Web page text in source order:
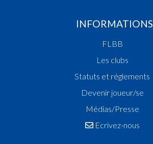
INFORMATIONS
FLBB
Les clubs
Statuts et réglements
Devenir joueur/se
Médias/Presse
Ecrivez-nous